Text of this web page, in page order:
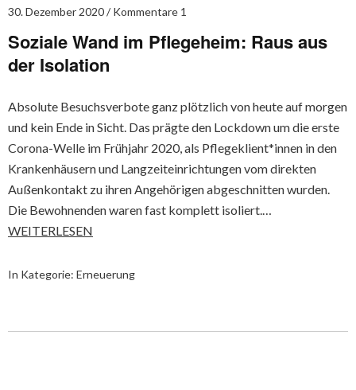
30. Dezember 2020 Kommentare 1
Soziale Wand im Pflegeheim: Raus aus
der Isolation
Absolute Besuchsverbote ganz plötzlich von heute auf morgen
und kein Ende in Sicht. Das prägte den Lockdown um die erste
Corona-Welle im Frühjahr 2020, als Pflegeklient*innen in den
Krankenhäusern und Langzeiteinrichtungen vom direkten
Außenkontakt zu ihren Angehörigen abgeschnitten wurden.
Die Bewohnenden waren fast komplett isoliert.…
WEITERLESEN
In Kategorie: Erneuerung